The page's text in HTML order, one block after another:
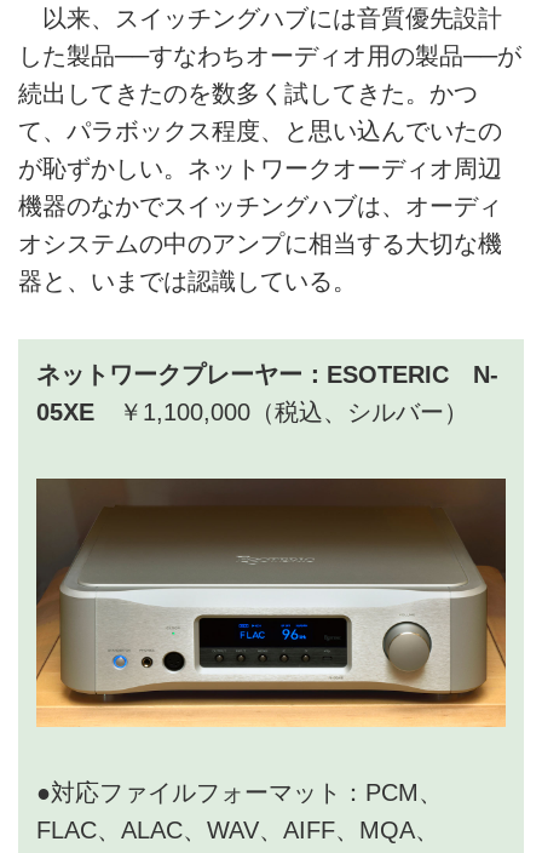
以来、スイッチングハブには音質優先設計
した製品──すなわちオーディオ用の製品──が
続出してきたのを数多く試してきた。かつ
て、パラボックス程度、と思い込んでいたの
が恥ずかしい。ネットワークオーディオ周辺
機器のなかでスイッチングハブは、オーディ
オシステムの中のアンプに相当する大切な機
器と、いまでは認識している。
ネットワークプレーヤー：ESOTERIC N-
05XE￥1,100,000（税込、シルバー）
●対応ファイルフォーマット：PCM、
FLAC、ALAC、WAV、AIFF、MQA、